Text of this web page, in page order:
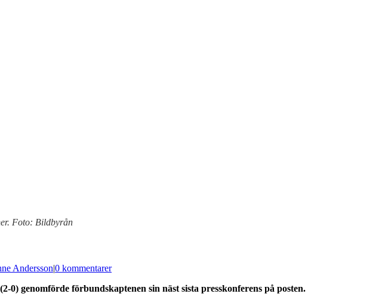
Foto: Bildbyrån
Andersson|0 kommentarer
genomförde förbundskaptenen sin näst sista presskonferens på posten.